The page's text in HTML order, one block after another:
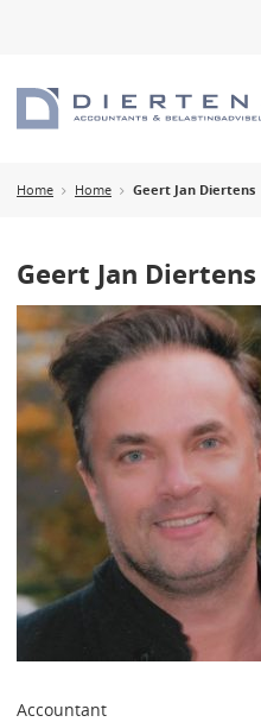
Home Home Geert Jan Diertens
Geert Jan Diertens
Accountant